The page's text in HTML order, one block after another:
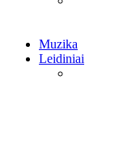
Muzika
Leidiniai